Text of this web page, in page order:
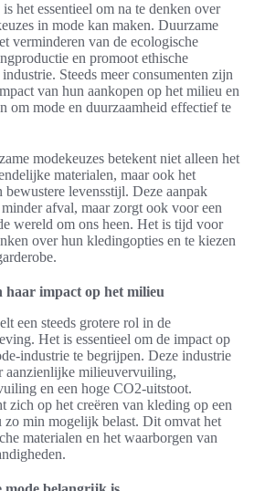
het essentieel om na te denken over
in mode kan maken. Duurzame
verminderen van de ecologische
en promoot ethische
Steeds meer consumenten zijn
van hun aankopen op het milieu en
om mode en duurzaamheid effectief te
modekeuzes betekent niet alleen het
materialen, maar ook het
bewustere levensstijl. Deze aanpak
afval, maar zorgt ook voor een
wereld om ons heen. Het is tijd voor
over hun kledingopties en te kiezen
haar impact op het milieu
een steeds grotere rol in de
Het is essentieel om de impact op
industrie te begrijpen. Deze industrie
aanzienlijke milieuvervuiling,
en een hoge CO2-uitstoot.
zich op het creëren van kleding op een
zo min mogelijk belast. Dit omvat het
materialen en het waarborgen van